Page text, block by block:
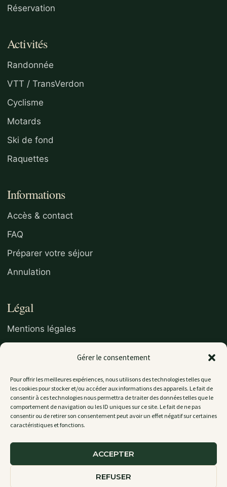
Gérer le consentement
Pour offrir les meilleures expériences, nous utilisons des technologies telles que
les cookies pour stocker et/ou accéder aux informations des appareils. Le fait de
consentir à ces technologies nous permettra de traiter des données telles que le
comportement de navigation ou les ID uniques sur ce site. Le fait de ne pas
consentir ou de retirer son consentement peut avoir un effet négatif sur certaines
caractéristiques et fonctions.
ACCEPTER
REFUSER
Réservation
Activités
Randonnée
VTT / TransVerdon
Cyclisme
Motards
Ski de fond
Raquettes
Informations
Accès & contact
FAQ
Préparer votre séjour
Annulation
Légal
Mentions légales
CGV / réservation
CGU
© 2026 Gîte La Colle Saint Michel